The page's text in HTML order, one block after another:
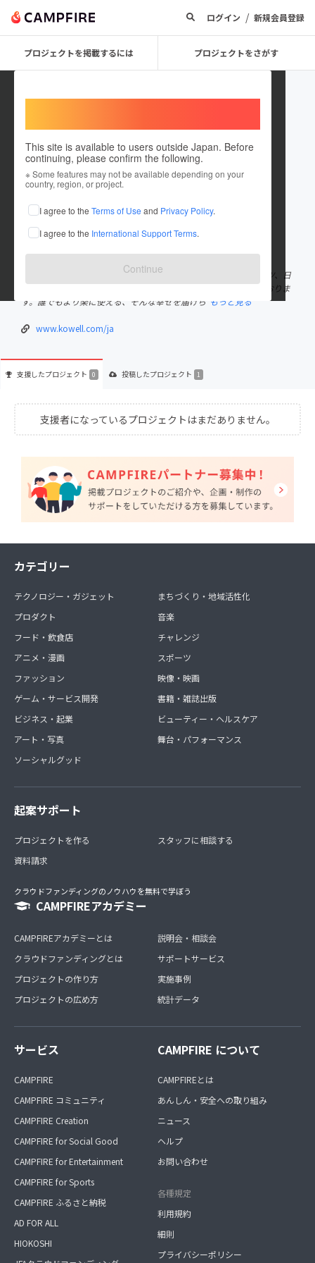
ログイン / 新規会員登録
プロジェクトを掲載するには プロジェクトをさがす
This site is available to users outside Japan. Before
continuing, please confirm the following.
※ Some features may not be available depending on your
country, region, or project.
I agree to the Terms of Use and Privacy Policy.
I agree to the International Support Terms.
Continue
KOEWLL
これまでに1件のプロジェクトを投稿しています
在住国：大韓民国 (韓国)
出身国：大韓民国 (韓国)
KOWELLは爪切りの専門企業です。KOWELLの優れた製品はドイツ、日
本、スイスなどに輸出をされており、世界中で認められ使われておりま
す。誰でもより楽に使える、そんな幸せを届けら もっと見る
www.kowell.com/ja
支援したプロジェクト 0 投稿したプロジェクト 1
支援者になっているプロジェクトはまだありません。
カテゴリー
テクノロジー・ガジェット
プロダクト
フード・飲食店
アニメ・漫画
ファッション
ゲーム・サービス開発
ビジネス・起業
アート・写真
ソーシャルグッド
まちづくり・地域活性化
音楽
チャレンジ
スポーツ
映像・映画
書籍・雑誌出版
ビューティー・ヘルスケア
舞台・パフォーマンス
起案サポート
プロジェクトを作る
資料請求
スタッフに相談する
クラウドファンディングのノウハウを無料で学ぼう
CAMPFIREアカデミー
CAMPFIREアカデミーとは
クラウドファンディングとは
プロジェクトの作り方
プロジェクトの広め方
説明会・相談会
サポートサービス
実施事例
統計データ
サービス
CAMPFIRE
CAMPFIRE コミュニティ
CAMPFIRE Creation
CAMPFIRE for Social Good
CAMPFIRE for Entertainment
CAMPFIRE for Sports
CAMPFIRE ふるさと納税
AD FOR ALL
HIOKOSHI
CAMPFIRE について
CAMPFIREとは
あんしん・安全への取り組み
ニュース
ヘルプ
お問い合わせ
各種規定
利用規約
細則
プライバシーポリシー